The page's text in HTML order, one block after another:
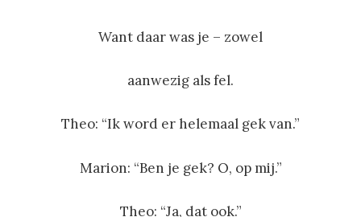
Want daar was je – zowel
aanwezig als fel.
Theo: “Ik word er helemaal gek van.”
Marion: “Ben je gek? O, op mij.”
Theo: “Ja, dat ook.”